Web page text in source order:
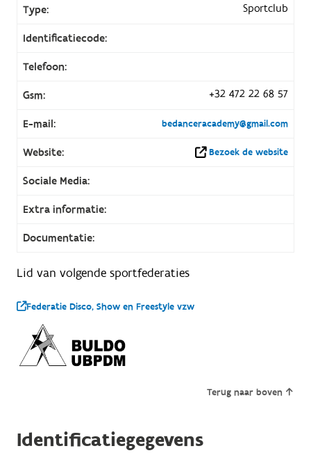
Type: Sportclub
Identificatiecode:
Telefoon:
Gsm: +32 472 22 68 57
E-mail: bedanceracademy@gmail.com
Website: Bezoek de website
Sociale Media:
Extra informatie:
Documentatie:
Lid van volgende sportfederaties
Federatie Disco, Show en Freestyle vzw
Terug naar boven
Identificatiegegevens